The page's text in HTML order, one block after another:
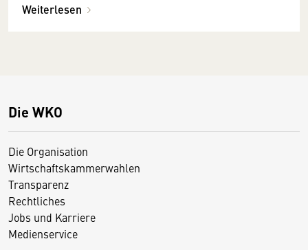
Weiterlesen
Die WKO
Die Organisation
Wirtschaftskammerwahlen
Transparenz
Rechtliches
Jobs und Karriere
Medienservice